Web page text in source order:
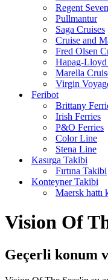
Regent
Pullmantur
Saga Cruises
Cruise and
Fred Olsen
Hapag-Lloyd
Marella
Virgin
Feribot
Brittany
Irish Ferries
P&O Ferries
Color Line
Stena Line
Kasırga Takibi
Fırtına Takibi
Konteyner Takibi
Maersk hattı
Vision Of
Geçerli konum